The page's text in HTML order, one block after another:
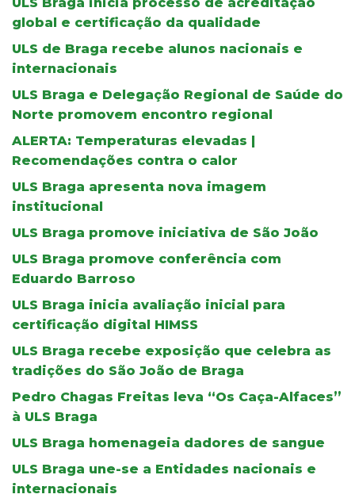
ULS Braga inicia processo de acreditação
global e certificação da qualidade
ULS de Braga recebe alunos nacionais e
internacionais
ULS Braga e Delegação Regional de Saúde do
Norte promovem encontro regional
ALERTA: Temperaturas elevadas |
Recomendações contra o calor
ULS Braga apresenta nova imagem
institucional
ULS Braga promove iniciativa de São João
ULS Braga promove conferência com
Eduardo Barroso
ULS Braga inicia avaliação inicial para
certificação digital HIMSS
ULS Braga recebe exposição que celebra as
tradições do São João de Braga
Pedro Chagas Freitas leva “Os Caça-Alfaces”
à ULS Braga
ULS Braga homenageia dadores de sangue
ULS Braga une-se a Entidades nacionais e
internacionais